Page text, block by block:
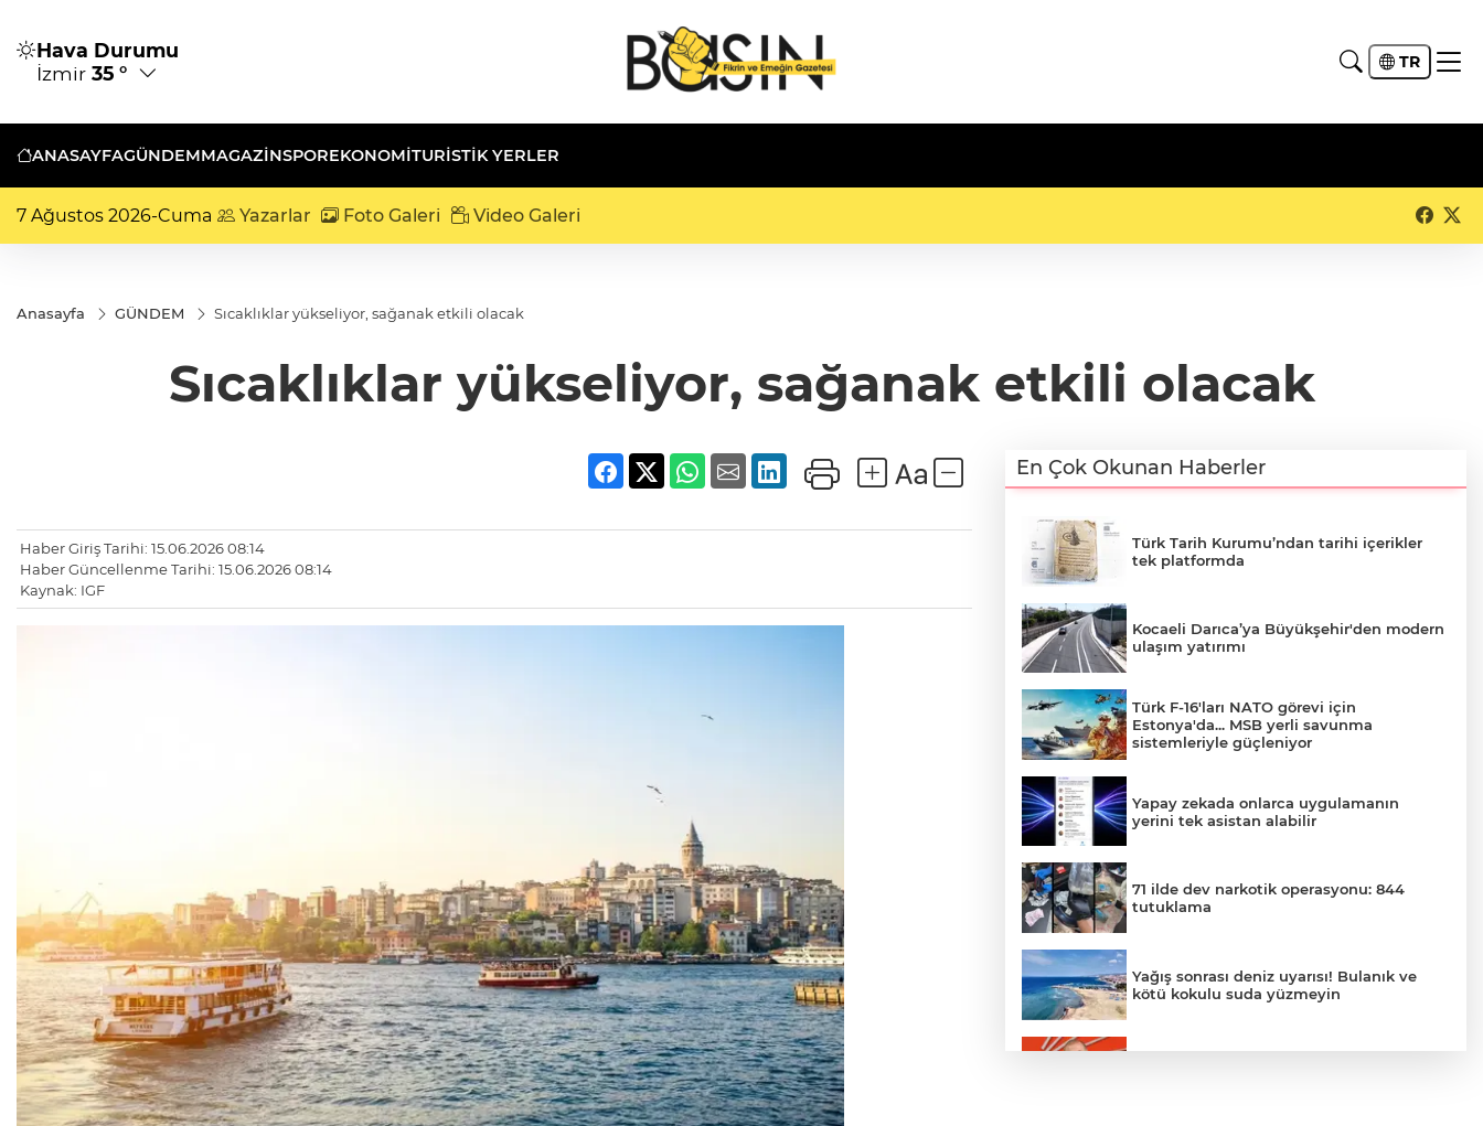
Hava Durumu
İzmir 35 ° TR
ANASAYFAGÜNDEMMAGAZİNSPOREKONOMİTURISTIK YERLER
7 Ağustos 2026-Cuma Yazarlar Foto Galeri Video Galeri
Anasayfa GÜNDEM Sıcaklıklar yükseliyor, sağanak etkili olacak
Sıcaklıklar yükseliyor, sağanak etkili olacak
Haber Giriş Tarihi: 15.06.2026 08:14
Haber Güncellenme Tarihi: 15.06.2026 08:14
Kaynak: IGF
En Çok Okunan Haberler
Türk Tarih Kurumu’ndan tarihi içerikler
tek platformda
Kocaeli Darıca’ya Büyükşehir'den modern
ulaşım yatırımı
Türk F-16'ları NATO görevi için
Estonya'da... MSB yerli savunma
sistemleriyle güçleniyor
Yapay zekada onlarca uygulamanın
yerini tek asistan alabilir
71 ilde dev narkotik operasyonu: 844
tutuklama
Yağış sonrası deniz uyarısı! Bulanık ve
kötü kokulu suda yüzmeyin